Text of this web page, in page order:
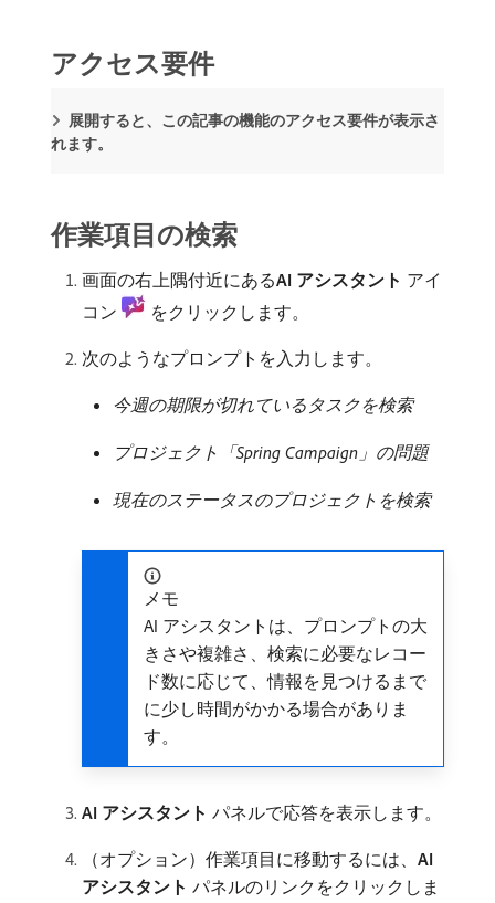
アクセス要件
展開すると、この記事の機能のアクセス要件が表示さ
れます。
作業項目の検索
画面の右上隅付近にある​AI アシスタント アイ
コン
をクリックします。
次のようなプロンプトを入力します。
今週の期限が切れているタスクを検索
プロジェクト「Spring Campaign」の問題
現在のステータスのプロジェクトを検索
メモ
AI アシスタントは、プロンプトの大
きさや複雑さ、検索に必要なレコー
ド数に応じて、情報を見つけるまで
に少し時間がかかる場合がありま
す。
AI アシスタント パネルで応答を表示します。
（オプション）作業項目に移動するには、 AI
アシスタント パネルのリンクをクリックしま